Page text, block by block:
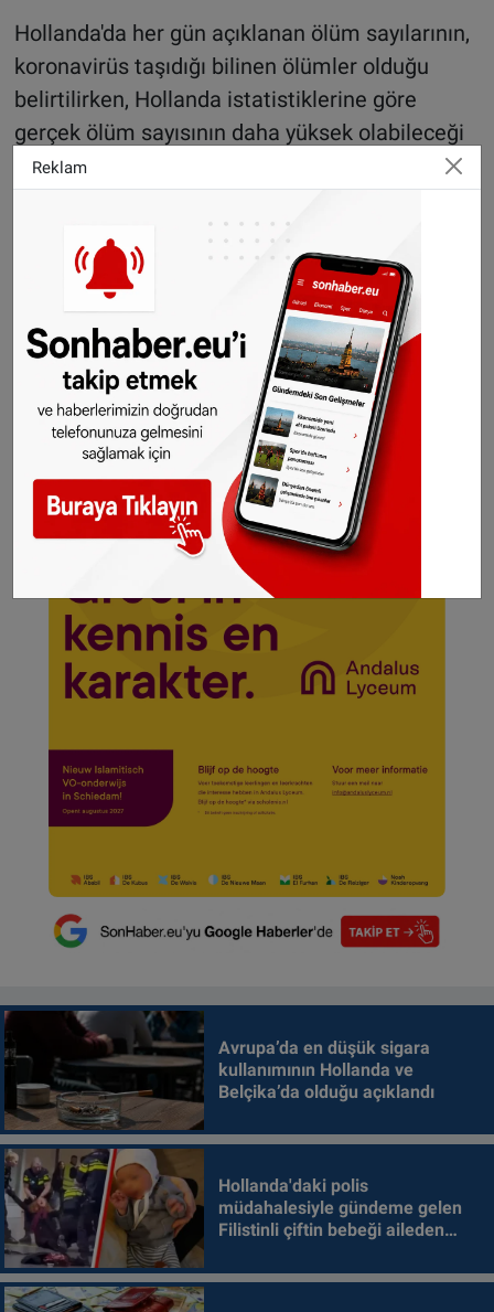
Hollanda'da her gün açıklanan ölüm sayılarının,
koronavirüs taşıdığı bilinen ölümler olduğu
belirtilirken, Hollanda istatistiklerine göre
gerçek ölüm sayısının daha yüksek olabileceği
açıklandı.
Sonhaber'i artık Telegram'da da takip
edebilirsiniz: t.me/sonhabereu
WhatsApp’ta ücretsiz bültenimize abone olun,
Hollanda ve diğer Avrupa ülkeleri gündeminden
seçtiğimiz haberler her gün telefonunuza
gelsin!Abone olmak için tıklayın
©️SONHABER.EU
Avrupa’da en düşük sigara
kullanımının Hollanda ve
Belçika’da olduğu açıklandı
Hollanda'daki polis
müdahalesiyle gündeme gelen
Filistinli çiftin bebeği aileden
Reklam